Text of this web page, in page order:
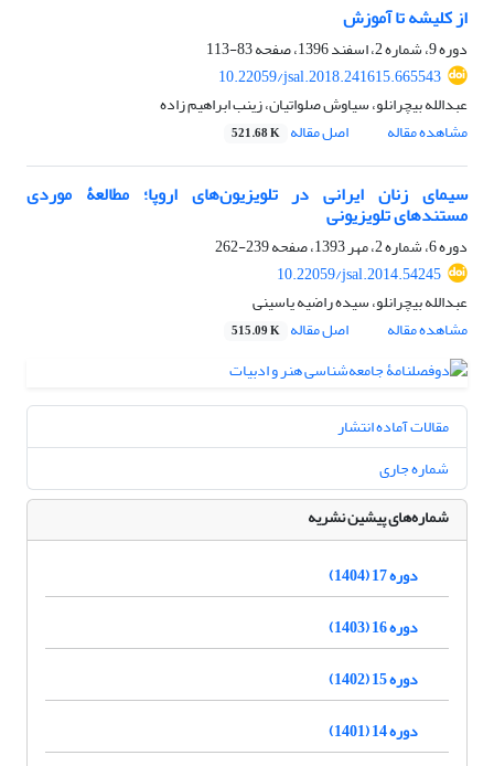
از کلیشه تا آموزش
دوره 9، شماره 2، اسفند 1396، صفحه
83-113
10.22059/jsal.2018.241615.665543
عبدالله بیچرانلو، سیاوش صلواتیان، زینب ابراهیم زاده
مشاهده مقاله
اصل مقاله 521.68 K
سیمای زنان ایرانی در تلویزیون‌های اروپا؛ مطالعۀ موردی
مستندهای تلویزیونی
دوره 6، شماره 2، مهر 1393، صفحه
239-262
10.22059/jsal.2014.54245
عبدالله بیچرانلو، سیده راضیه یاسینی
مشاهده مقاله
اصل مقاله 515.09 K
مقالات آماده انتشار
شماره جاری
شماره‌های پیشین نشریه
دوره 17 (1404)
دوره 16 (1403)
دوره 15 (1402)
دوره 14 (1401)